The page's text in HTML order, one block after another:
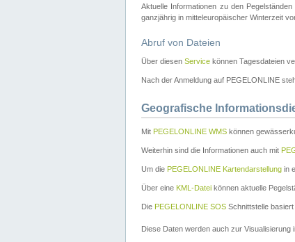
Aktuelle Informationen zu den
ganzjährig in mitteleuropäischer Winterzeit
Abruf von Dateien
Über diesen Service können Tagesdateien
Nach der Anmeldung auf PEGELONLINE
Geografische
Mit PEGELONLINE WMS können
Weiterhin sind die Informationen auch mit
Um die PEGELONLINE Kartendarstellung in
Über eine KML-Datei können aktuelle
Die PEGELONLINE SOS Schnittstelle
Diese Daten werden auch zur Visualisierung